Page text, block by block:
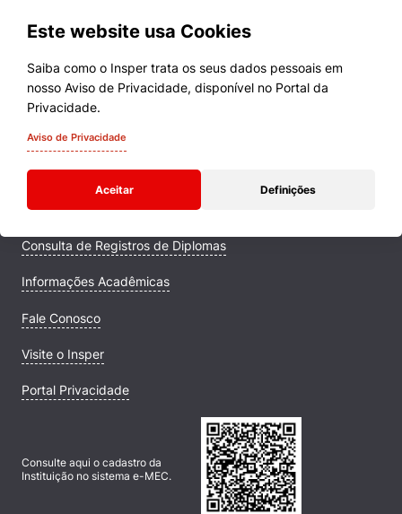
Este website usa Cookies
Saiba como o Insper trata os seus dados pessoais em
nosso Aviso de Privacidade, disponível no Portal da
Privacidade.
Aviso de Privacidade
Aceitar Definições
Cursos
Quem Somos
Comunidade Transforme
Campus
Consulta de Registros de Diplomas
Informações Acadêmicas
Fale Conosco
Visite o Insper
Portal Privacidade
Consulte aqui o cadastro da
Instituição no sistema e-MEC.